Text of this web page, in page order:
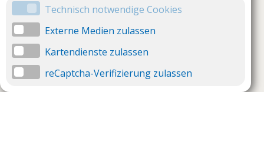
Technisch notwendige Cookies
Externe Medien zulassen
Kartendienste zulassen
reCaptcha-Verifizierung zulassen